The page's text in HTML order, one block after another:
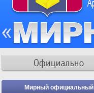
Мирный официальный